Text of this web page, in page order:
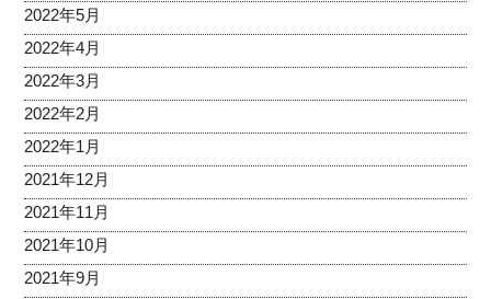
2022年5月
2022年4月
2022年3月
2022年2月
2022年1月
2021年12月
2021年11月
2021年10月
2021年9月